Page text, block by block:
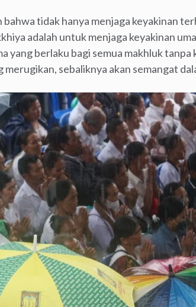
tidak hanya menjaga keyakinan
adalah untuk menjaga keyakinan
yang berlaku bagi semua makhluk
sebaliknya akan semangat